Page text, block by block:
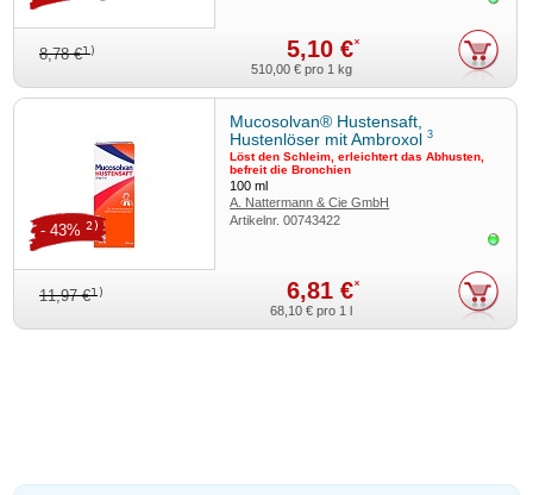
8,78 €1) 5,10 €*
510,00 € pro 1 kg
Mucosolvan® Hustensaft,
Hustenlöser mit Ambroxol3
Löst den Schleim, erleichtert das Abhusten,
befreit die Bronchien
100ml
A. Nattermann & Cie GmbH
Artikelnr.00743422
11,97 €1) 6,81 €*
- 43% 2)
68,10 € pro 1 l